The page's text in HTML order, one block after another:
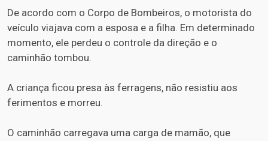
De acordo com o Corpo de Bombeiros, o motorista do
veículo viajava com a esposa e a filha. Em determinado
momento, ele perdeu o controle da direção e o
caminhão tombou.
A criança ficou presa às ferragens, não resistiu aos
ferimentos e morreu.
O caminhão carregava uma carga de mamão, que